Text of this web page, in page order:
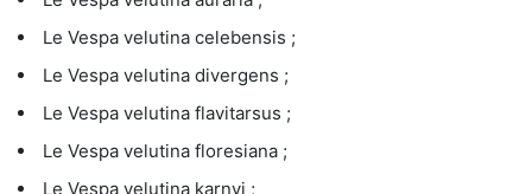
Le Vespa velutina celebensis ;
Le Vespa velutina divergens ;
Le Vespa velutina flavitarsus ;
Le Vespa velutina floresiana ;
Le Vespa velutina karnyi ;